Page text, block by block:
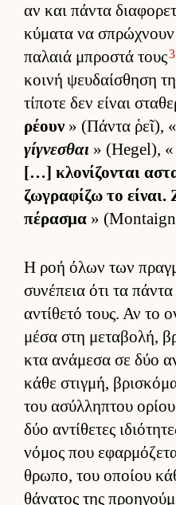
αν και πάντα
κύματα να
παλαιά μπροστά τους3
κοινή ψευ­δαί­σθηση
τίποτε δεν εί­ναι
ρέουν » (Πάντα ῥεῖ), «
γίγνεσθαι » (Hegel),
[…] κλονίζονται
ζωγραφίζω το
πέρασμα »
Η ροή όλων των
συνέπεια ότι τα
αντίθετό τους. Αν το
μέσα στη μεταβολή,
κτα ανάμεσα σε δύο
κάθε στιγ­μή,
του ασύλ­ληπτου
δύο αντίθετες
νόμος που
θρωπο, του οποίου
θάνατος της